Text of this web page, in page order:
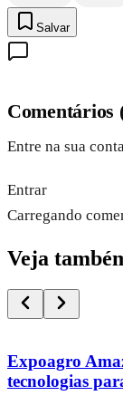
Salvar
Comentários
Entre na sua
Entrar
Carregando
Veja
Expoagro
tecnologias